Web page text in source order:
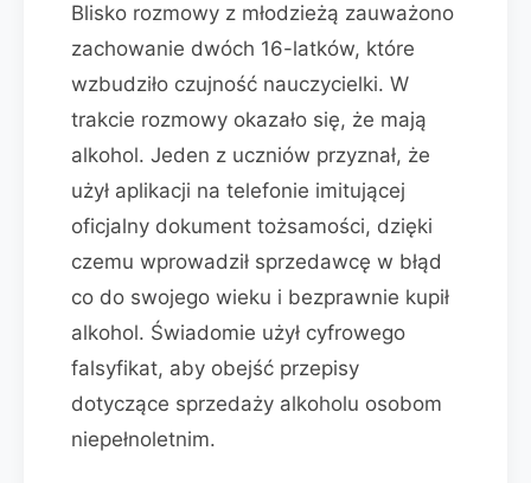
Blisko rozmowy z młodzieżą zauważono
zachowanie dwóch 16-latków, które
wzbudziło czujność nauczycielki. W
trakcie rozmowy okazało się, że mają
alkohol. Jeden z uczniów przyznał, że
użył aplikacji na telefonie imitującej
oficjalny dokument tożsamości, dzięki
czemu wprowadził sprzedawcę w błąd
co do swojego wieku i bezprawnie kupił
alkohol. Świadomie użył cyfrowego
falsyfikat, aby obejść przepisy
dotyczące sprzedaży alkoholu osobom
niepełnoletnim.